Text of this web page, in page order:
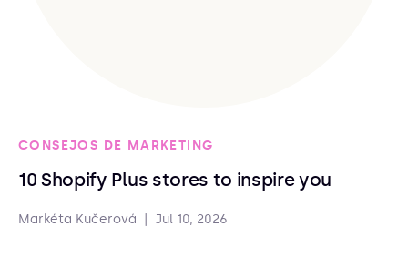
CONSEJOS DE MARKETING
10 Shopify Plus stores to inspire you
Markéta Kučerová Jul 10, 2026